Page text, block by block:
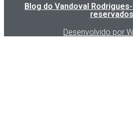
Blog do Vandoval
reservados
Desenvolvido por